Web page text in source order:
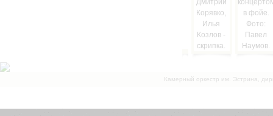
Камерный оркестр им. Эстрина,